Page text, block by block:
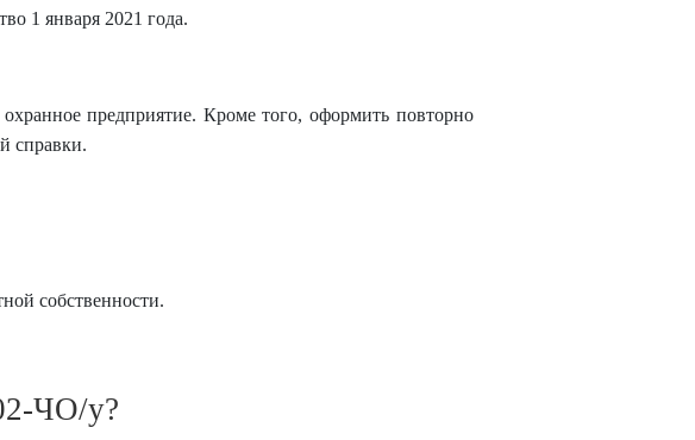
1 января 2021 года.
предприятие. Кроме того, оформить повторно
справки.
собственности.
ЧО/у?